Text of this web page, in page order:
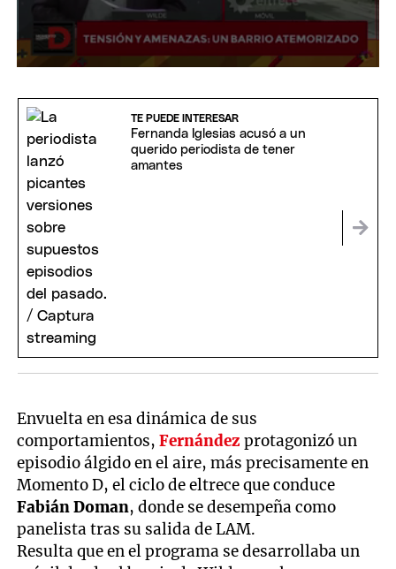
of
53
seconds
TE PUEDE INTERESAR
Fernanda Iglesias acusó a un
querido periodista de tener
amantes
Envuelta en esa dinámica de sus
comportamientos,Fernández protagonizó un
episodio álgido en el aire, más precisamente en
Momento D, el ciclo de eltrece que conduce
Fabián Doman, donde se desempeña como
panelista tras su salida de LAM.
Resulta que en el programa se desarrollaba un